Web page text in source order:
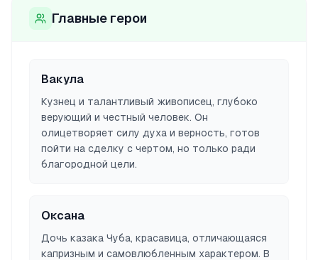
Главные герои
Вакула
Кузнец и талантливый живописец, глубоко
верующий и честный человек. Он
олицетворяет силу духа и верность, готов
пойти на сделку с чертом, но только ради
благородной цели.
Оксана
Дочь казака Чуба, красавица, отличающаяся
капризным и самовлюбленным характером. В